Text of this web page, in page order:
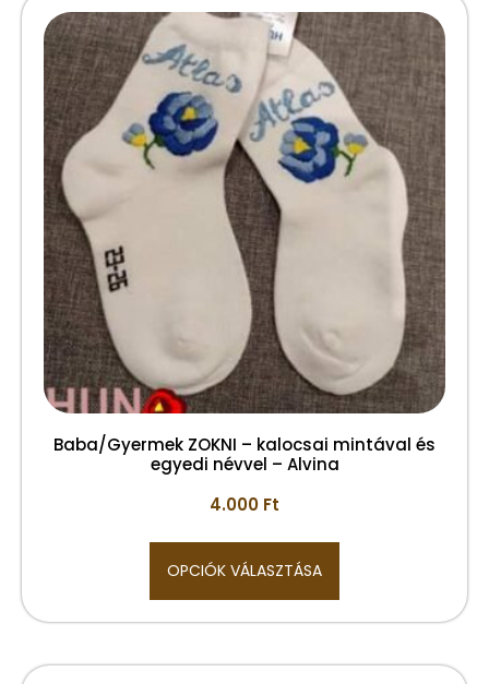
Baba/Gyermek ZOKNI – kalocsai mintával és
egyedi névvel – Alvina
4.000 Ft
OPCIÓK VÁLASZTÁSA